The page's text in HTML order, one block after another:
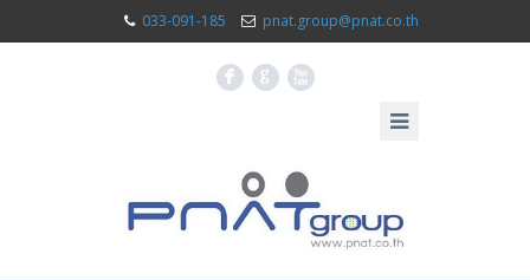
033-091-185 pnat.group@pnat.co.th
F G X